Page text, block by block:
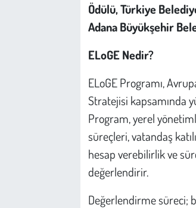
Ödülü, Türkiye
Adana Büyükşehir
ELoGE Nedir?
ELoGE Programı,
Stratejisi kapsamında
Program, yerel
süreçleri, vatandaş
hesap verebilirlik ve
değerlendirir.
Değerlendirme süreci;